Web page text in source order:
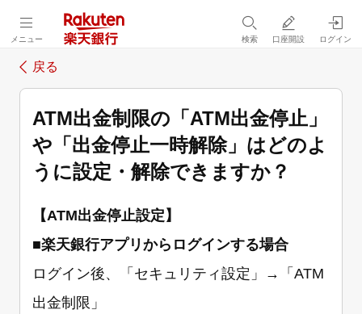
メニュー 検索 口座開設 ログイン
戻る
ATM出金制限の「ATM出金停止」
や「出金停止一時解除」はどのよ
うに設定・解除できますか？
【ATM出金停止設定】
■楽天銀行アプリからログインする場合
ログイン後、「セキュリティ設定」→「ATM
出金制限」